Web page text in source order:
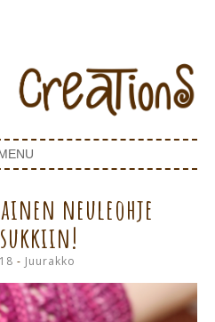
neuleohje
- Juurakko